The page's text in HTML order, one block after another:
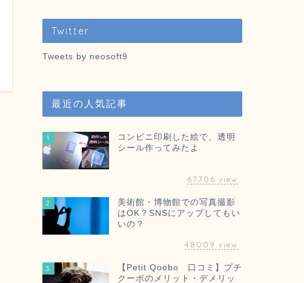
Twitter
Tweets by neosoft9
最近の人気記事
1
コンビニ印刷した絵で、透明
シール作ってみたよ
67706 view
2
美術館・博物館での写真撮影
はOK？SNSにアップしてもい
いの？
48009 view
3
【Petit Qoobo 口コミ】プチ
クーボのメリット・デメリッ